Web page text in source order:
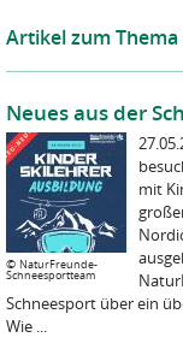
Artikel zum
Neues aus der
© NaturFreunde-
Schneesportteam
mit
Schneesport über ein
Wie ...